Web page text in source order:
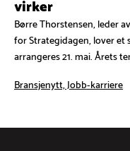
Børre Thorstensen, leder
for Strategidagen, lover et
arrangeres 21. mai. Årets
Bransjenytt, Jobb-karriere